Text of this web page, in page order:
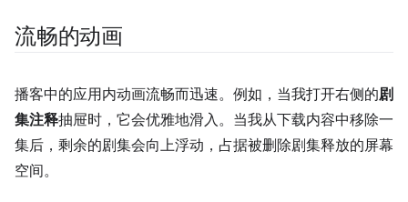
流畅的动画
播客中的应用内动画流畅而迅速。例如，当我打开右侧的剧
集注释抽屉时，它会优雅地滑入。当我从下载内容中移除一
集后，剩余的剧集会向上浮动，占据被删除剧集释放的屏幕
空间。